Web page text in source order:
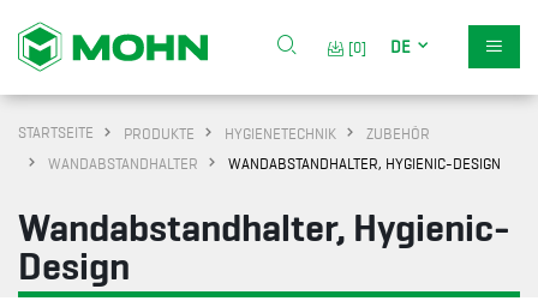
[0] DE
STARTSEITE PRODUKTE HYGIENETECHNIK
ZUBEHÖR
WANDABSTANDHALTER
WANDABSTANDHALTER, HYGIENIC-DESIGN
Wandabstandhalter, Hygienic-
Design